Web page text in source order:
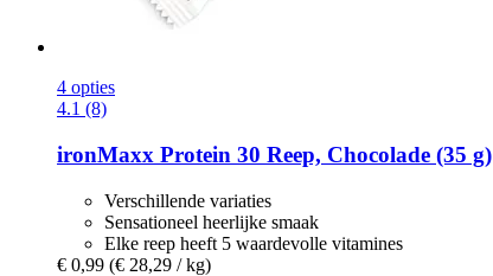
4 opties
4.1 (8)
ironMaxx Protein 30 Reep, Chocolade (35 g)
Verschillende variaties
Sensationeel heerlijke smaak
Elke reep heeft 5 waardevolle vitamines
€ 0,99 (€ 28,29 / kg)